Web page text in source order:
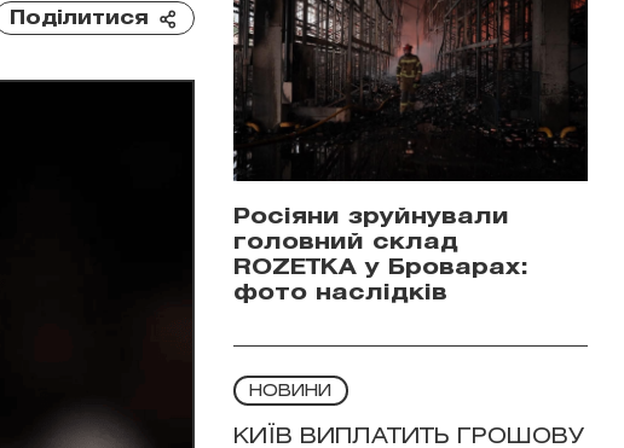
Поділитися
Росіяни зруйнували
головний склад
ROZETKA у Броварах:
фото наслідків
НОВИНИ
КИЇВ ВИПЛАТИТЬ ГРОШОВУ